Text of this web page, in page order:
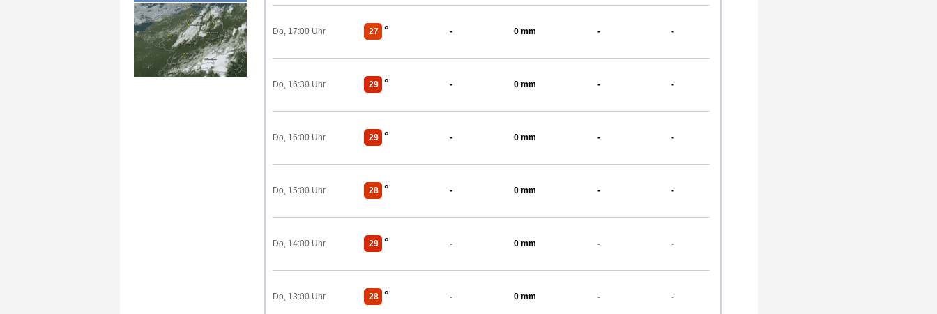
Do, 17:00 Uhr 27 ° - 0 mm - -
Do, 16:30 Uhr 29 ° - 0 mm - -
Do, 16:00 Uhr 29 ° - 0 mm - -
Do, 15:00 Uhr 28 ° - 0 mm - -
Do, 14:00 Uhr 29 ° - 0 mm - -
Do, 13:00 Uhr 28 ° - 0 mm - -